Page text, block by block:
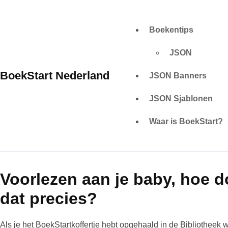
BoekStart Nederland
Boekentips
JSON
JSON Banners
JSON Sjablonen
Waar is BoekStart?
Voorlezen aan je baby, hoe
dat precies?
Als je het BoekStartkoffertje hebt opgehaald in de Bibliotheek